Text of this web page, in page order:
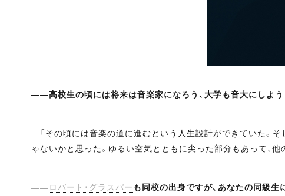
――高校生の頃には将来は音楽家になろう、大学も音大にしよう
「その頃には音楽の道に進むという人生設計ができていた。
ゃないかと思った。ゆるい空気とともに尖った部分もあって、他
――ロバート・グラスパー も同校の出身ですが、あなたの同級生